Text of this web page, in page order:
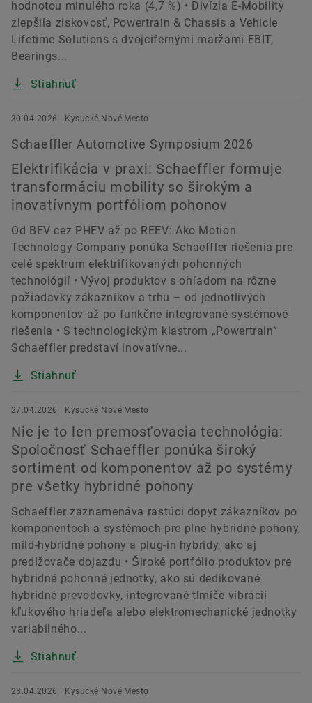
hodnotou minulého roka (4,7 %) • Divízia E-Mobility
zlepšila ziskovosť, Powertrain & Chassis a Vehicle
Lifetime Solutions s dvojcifernými maržami EBIT,
Bearings...
Stiahnuť
30.04.2026 | Kysucké Nové Mesto
Schaeffler Automotive Symposium 2026
Elektrifikácia v praxi: Schaeffler formuje
transformáciu mobility so širokým a
inovatívnym portfóliom pohonov
Od BEV cez PHEV až po REEV: Ako Motion
Technology Company ponúka Schaeffler riešenia pre
celé spektrum elektrifikovaných pohonných
technológií • Vývoj produktov s ohľadom na rôzne
požiadavky zákazníkov a trhu – od jednotlivých
komponentov až po funkčne integrované systémové
riešenia • S technologickým klastrom „Powertrain“
Schaeffler predstaví inovatívne...
Stiahnuť
27.04.2026 | Kysucké Nové Mesto
Nie je to len premosťovacia technológia:
Spoločnosť Schaeffler ponúka široký
sortiment od komponentov až po systémy
pre všetky hybridné pohony
Schaeffler zaznamenáva rastúci dopyt zákazníkov po
komponentoch a systémoch pre plne hybridné pohony,
mild-hybridné pohony a plug-in hybridy, ako aj
predlžovače dojazdu • Široké portfólio produktov pre
hybridné pohonné jednotky, ako sú dedikované
hybridné prevodovky, integrované tlmiče vibrácií
kľukového hriadeľa alebo elektromechanické jednotky
variabilného...
Stiahnuť
23.04.2026 | Kysucké Nové Mesto